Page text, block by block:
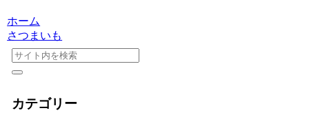
ホーム
さつまいも
カテゴリー